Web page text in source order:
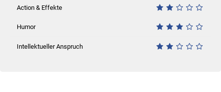
Action & Effekte
Humor
Intellektueller Anspruch